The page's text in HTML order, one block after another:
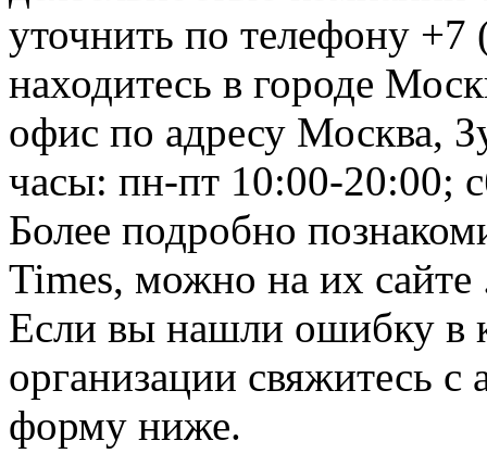
уточнить по телефону
находитесь в городе
офис по адресу Москва,
часы: пн-пт 10:00-20:00;
Более подробно
Times, можно на их сайте
Если вы нашли ошибку в
организации свяжитесь
форму ниже.